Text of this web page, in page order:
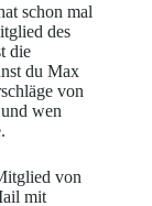
schon mal
des
die
du Max
von
wen
von
mit